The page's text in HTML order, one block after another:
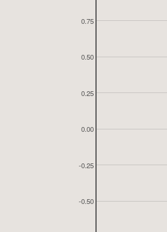
-0.50
-0.25
0.00
0.25
0.50
0.75